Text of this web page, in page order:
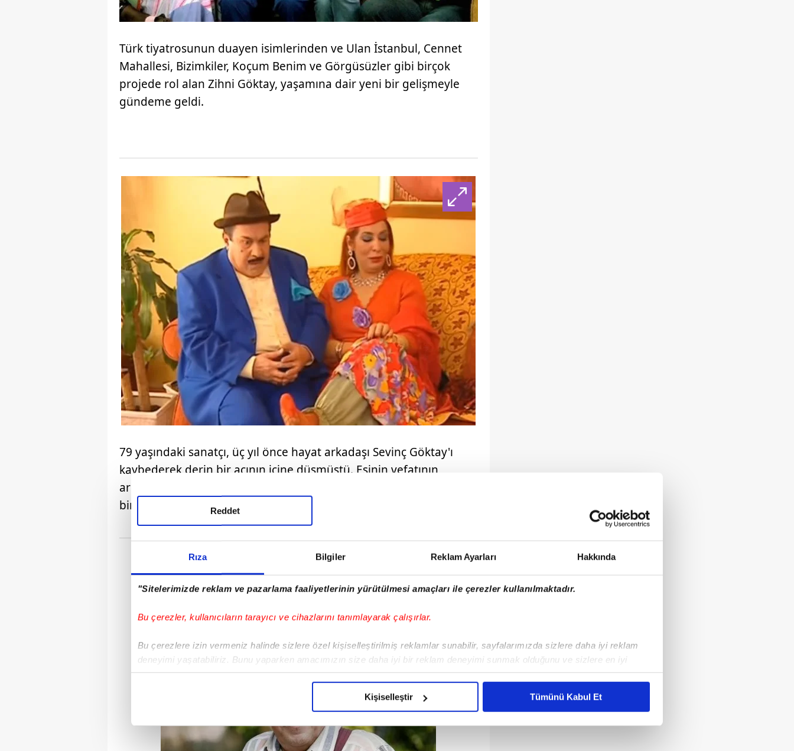
Rıza Bilgiler Reklam Ayarları Hakkında
"Sitelerimizde reklam ve pazarlama faaliyetlerinin yürütülmesi amaçları ile çerezler kullanılmaktadır.
Bu çerezler, kullanıcıların tarayıcı ve cihazlarını tanımlayarak çalışırlar.
Bu çerezlere izin vermeniz halinde sizlere özel kişiselleştirilmiş reklamlar sunabilir, sayfalarımızda sizlere daha iyi reklam
deneyimi yaşatabiliriz. Bunu yaparken amacımızın size daha iyi bir reklam deneyimi sunmak olduğunu ve sizlere en iyi
içerikleri sunabilmek adına elimizden gelen çabayı gösterdiğimizi ve bu noktada, reklamların maliyetlerimizi karşılamak
Sizlere daha iyi bir hizmet sunabilmek için İnternet Sitemizde kendimize ve üçüncü kişilere ait çerezler kullanılmaktadır. Bu
Reddet
Kişiselleştir Tümünü Kabul Et
Türk tiyatrosunun duayen isimlerinden ve Ulan İstanbul, Cennet
Mahallesi, Bizimkiler, Koçum Benim ve Görgüsüzler gibi birçok
projede rol alan Zihni Göktay, yaşamına dair yeni bir gelişmeyle
gündeme geldi.
79 yaşındaki sanatçı, üç yıl önce hayat arkadaşı Sevinç Göktay'ı
kaybederek derin bir acının içine düşmüştü. Eşinin vefatının
ardından zorlu bir dönemden geçen Göktay, kısa süre sonra başka
bir şokla karşılaştı.